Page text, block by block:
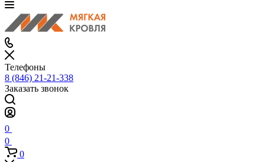
Телефоны
8 (846) 21-21-338
Заказать звонок
0
0
0